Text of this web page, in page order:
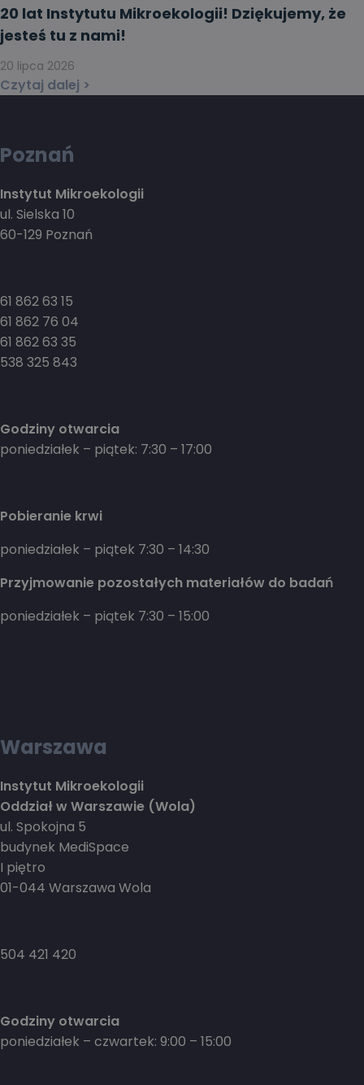
20 lat Instytutu Mikroekologii! Dziękujemy, że
jesteś tu z nami!
Czytaj dalej >
20 lipca 2026
Poznań
Instytut Mikroekologii
ul. Sielska 10
60-129 Poznań
61 862 63 15
61 862 76 04
61 862 63 35
538 325 843
Godziny otwarcia
poniedziałek – piątek: 7:30 – 17:00
Pobieranie krwi
poniedziałek – piątek 7:30 – 14:30
Przyjmowanie pozostałych materiałów do badań
poniedziałek – piątek 7:30 – 15:00
Warszawa
Instytut Mikroekologii
Oddział w Warszawie (Wola)
ul. Spokojna 5
budynek MediSpace
I piętro
01-044 Warszawa Wola
504 421 420
Godziny otwarcia
poniedziałek – czwartek: 9:00 – 15:00